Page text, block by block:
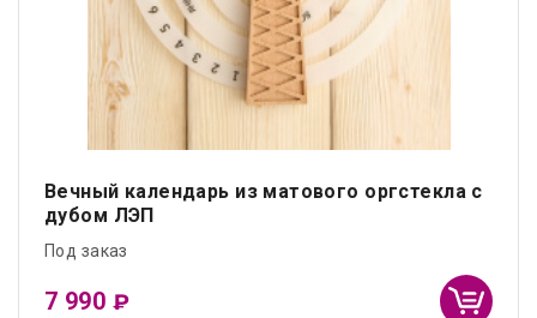
Вечный календарь из матового оргстекла с
дубом ЛЭП
Под заказ
7 990 ₽